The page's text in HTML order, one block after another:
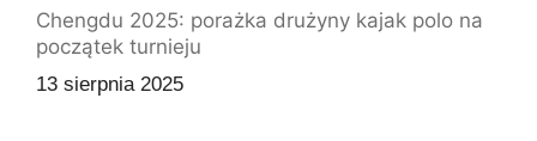
Chengdu 2025: porażka drużyny kajak polo na
początek turnieju
13 sierpnia 2025